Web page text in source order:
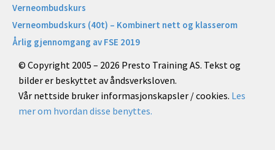
Verneombudskurs
Verneombudskurs (40t) – Kombinert nett og klasserom
Årlig gjennomgang av FSE 2019
© Copyright 2005 – 2026 Presto Training AS. Tekst og
bilder er beskyttet av åndsverksloven.
Vår nettside bruker informasjonskapsler / cookies. Les
mer om hvordan disse benyttes.